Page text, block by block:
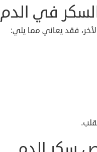
في الدم
فقد يعاني مما يلي: